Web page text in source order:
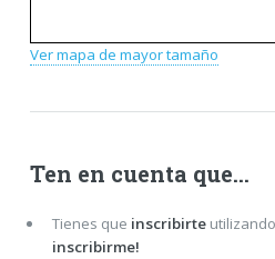
Ver mapa de mayor tamaño
Ten en cuenta que…
Tienes que inscribirte
inscribirme!